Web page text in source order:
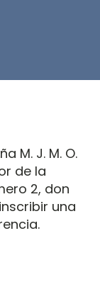
M. J. M. O.
de la
2, don
una